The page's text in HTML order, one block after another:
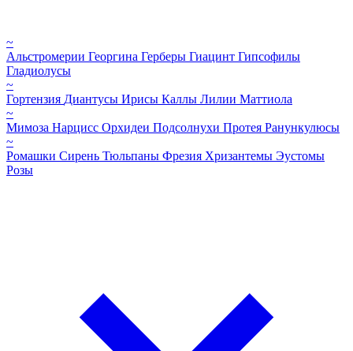
~
Альстромерии Георгина Герберы Гиацинт Гипсофилы
Гладиолусы
~
Гортензия Диантусы Ирисы Каллы Лилии Маттиола
~
Мимоза Нарцисс Орхидеи Подсолнухи Протея Ранункулюсы
~
Ромашки Сирень Тюльпаны Фрезия Хризантемы Эустомы
Розы